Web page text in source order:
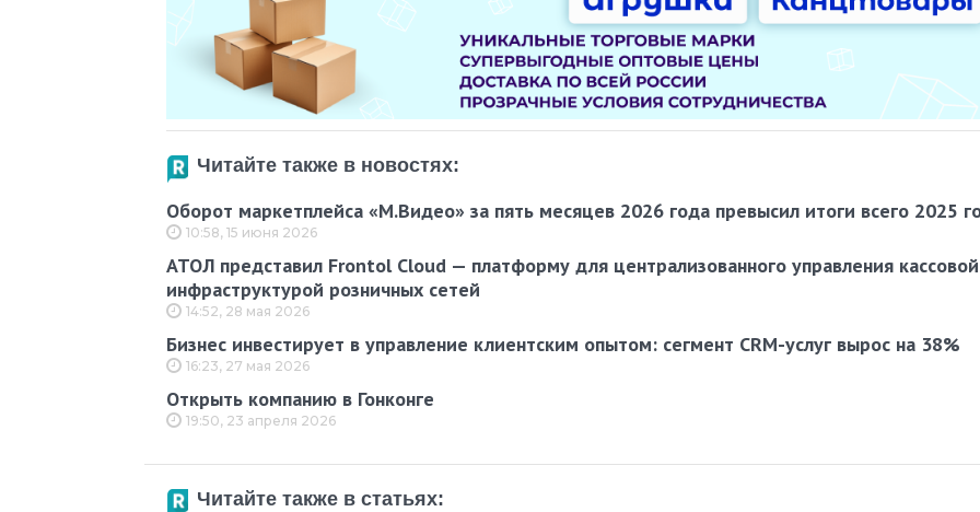
Читайте также в новостях:
Оборот маркетплейса «М.Видео» за пять месяцев 2026 года превысил итоги всего 2025
10:58, 15 июня 2026
АТОЛ представил Frontol Cloud — платформу для централизованного управления кассовой
инфраструктурой розничных сетей
14:52, 28 мая 2026
Бизнес инвестирует в управление клиентским опытом: сегмент CRM-услуг вырос на 38%
16:23, 27 мая 2026
Открыть компанию в Гонконге
19:50, 23 апреля 2026
Читайте также в статьях: